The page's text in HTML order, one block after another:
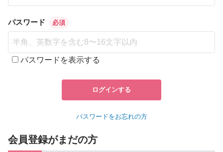
パスワード 必須
パスワードを表示する
ログインする
パスワードをお忘れの方
会員登録がまだの方